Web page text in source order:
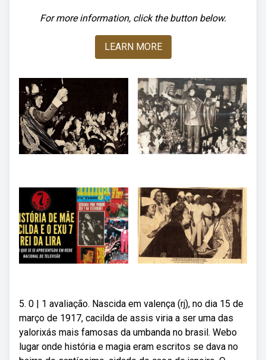
For more information, click the button below.
LEARN MORE
5. 0 | 1 avaliação. Nascida em valença (rj), no dia 15 de
março de 1917, cacilda de assis viria a ser uma das
yalorixás mais famosas da umbanda no brasil. Webo
lugar onde história e magia eram escritos se dava no